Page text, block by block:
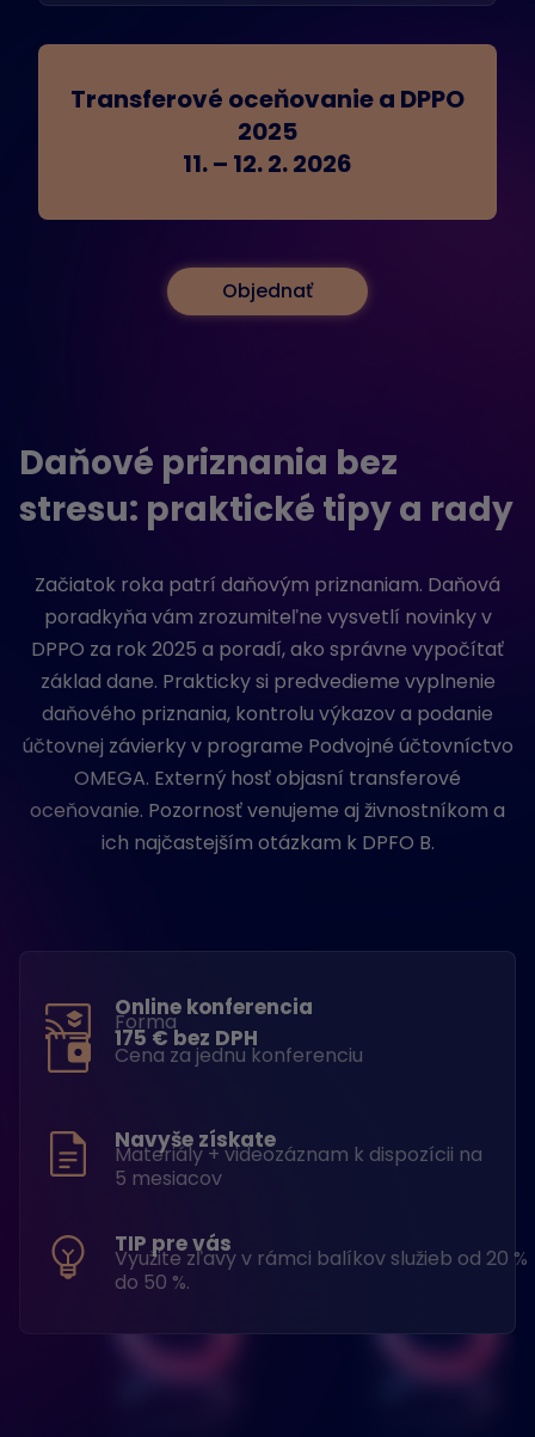
Transferové oceňovanie a DPPO
2025
11. – 12. 2. 2026
Objednať
Daňové priznania bez
stresu: praktické tipy a rady
Začiatok roka patrí daňovým priznaniam. Daňová
poradkyňa vám zrozumiteľne vysvetlí novinky v
DPPO za rok 2025 a poradí, ako správne vypočítať
základ dane. Prakticky si predvedieme vyplnenie
daňového priznania, kontrolu výkazov a podanie
účtovnej závierky v programe Podvojné účtovníctvo
OMEGA. Externý hosť objasní transferové
oceňovanie. Pozornosť venujeme aj živnostníkom a
ich najčastejším otázkam k DPFO B.
Online konferencia
Forma
175 € bez DPH
Cena za jednu konferenciu
Navyše získate
Materiály + videozáznam k dispozícii na
5 mesiacov
TIP pre vás
Využite zľavy v rámci balíkov služieb od 20 %
do 50 %.